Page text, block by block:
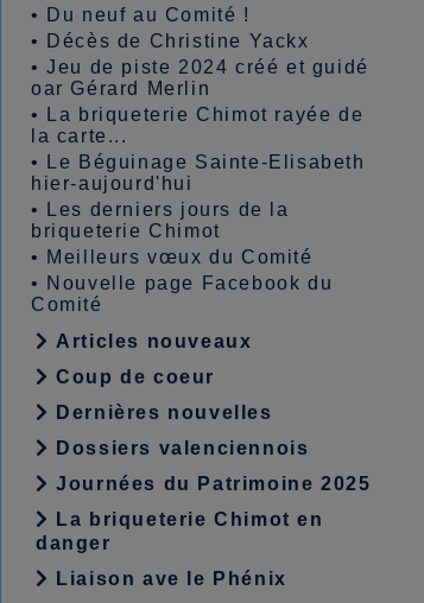
•
Du neuf au Comité !
•
Décès de Christine Yackx
•Jeu de piste 2024 créé et guidé
oar Gérard Merlin
•
La briqueterie Chimot rayée de
la carte...
•
Le Béguinage Sainte-Elisabeth
hier-aujourd'hui
•
Les derniers jours de la
briqueterie Chimot
• Meilleurs vœux du Comité
• Nouvelle page Facebook du
Comité
Articles nouveaux
Coup de coeur
Dernières nouvelles
Dossiers valenciennois
Journées du Patrimoine 2025
La briqueterie Chimot en
danger
Liaison ave le Phénix